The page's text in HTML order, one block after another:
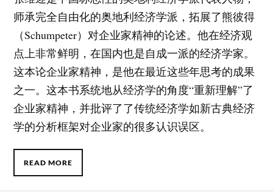
师承完全自由化的奥地利经济学派，拓展了熊彼得
（Schumpeter）对企业家精神的论述。他在经济观
点上非常鲜明，在国内也是自成一派的经济学家。
这本论企业家精神，是他在最近这些年思考的成果
之一。这本书系统地从经济学的角度“重新理解”了
企业家精神，并批评了了传统经济学如新古典经济
学的分析框架对企业家的很多认识误区。
READ MORE